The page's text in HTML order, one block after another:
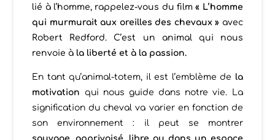
lié à l’homme, rappelez-vous du film« L’homme
qui murmurait aux oreilles des chevaux » avec
Robert Redford. C’est un animal qui nous
renvoie à la liberté et à la passion.
En tant qu’animal-totem, il est l’emblème de la
motivation qui nous guide dans notre vie. La
signification du cheval va varier en fonction de
son environnement : il peut se montrer